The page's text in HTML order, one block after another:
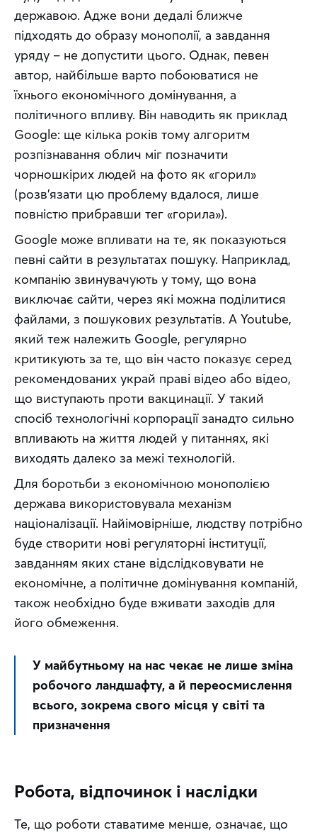
державою. Адже вони дедалі ближче
підходять до образу монополії, а завдання
уряду – не допустити цього. Однак, певен
автор, найбільше варто побоюватися не
їхнього економічного домінування, а
політичного впливу. Він наводить як приклад
Google: ще кілька років тому алгоритм
розпізнавання облич міг позначити
чорношкірих людей на фото як «горил»
(розв’язати цю проблему вдалося, лише
повністю прибравши тег «горила»).
Google може впливати на те, як показуються
певні сайти в результатах пошуку. Наприклад,
компанію звинувачують у тому, що вона
виключає сайти, через які можна поділитися
файлами, з пошукових результатів. А Youtube,
який теж належить Google, регулярно
критикують за те, що він часто показує серед
рекомендованих украй праві відео або відео,
що виступають проти вакцинації. У такий
спосіб технологічні корпорації занадто сильно
впливають на життя людей у питаннях, які
виходять далеко за межі технологій.
Для боротьби з економічною монополією
держава використовувала механізм
націоналізації. Найімовірніше, людству потрібно
буде створити нові регуляторні інституції,
завданням яких стане відслідковувати не
економічне, а політичне домінування компаній,
також необхідно буде вживати заходів для
його обмеження.
У майбутньому на нас чекає не лише зміна
робочого ландшафту, а й переосмислення
всього, зокрема свого місця у світі та
призначення
Робота, відпочинок і наслідки
Те, що роботи ставатиме менше, означає, що